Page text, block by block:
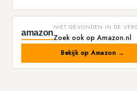
amazon
NIET GEVONDEN IN DE
Zoek ook op Amazon.nl
Bekijk op Amazon →